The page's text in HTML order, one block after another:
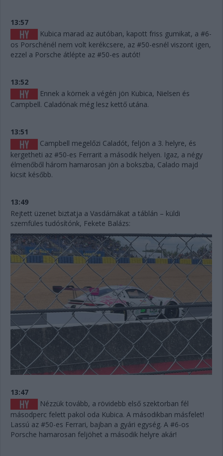
13:57
Kubica marad az autóban, kapott friss gumikat, a #6-
os Porschénél nem volt kerékcsere, az #50-esnél viszont igen,
ezzel a Porsche átlépte az #50-es autót!
13:52
Ennek a körnek a végén jön Kubica, Nielsen és
Campbell. Caladónak még lesz kettő utána.
13:51
Campbell megelőzi Caladót, feljön a 3. helyre, és
kergetheti az #50-es Ferrarit a második helyen. Igaz, a négy
élmenőből három hamarosan jön a bokszba, Calado majd
kicsit később.
13:49
Rejtett üzenet biztatja a Vasdámákat a táblán – küldi
szemfüles tudósítónk, Fekete Balázs:
13:47
Nézzük tovább, a rövidebb első szektorban fél
másodperc felett pakol oda Kubica. A másodikban másfelet!
Lassú az #50-es Ferrari, bajban a gyári egység. A #6-os
Porsche hamarosan feljöhet a második helyre akár!